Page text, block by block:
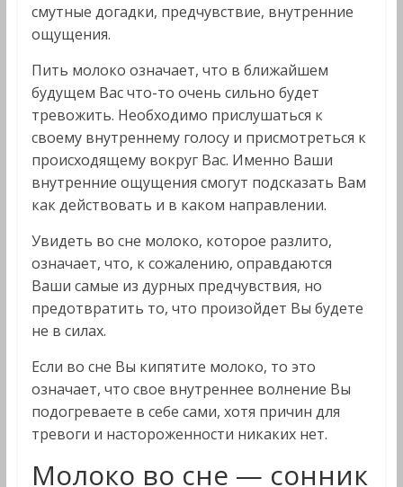
смутные догадки, предчувствие, внутренние
ощущения.
Пить молоко означает, что в ближайшем
будущем Вас что-то очень сильно будет
тревожить. Необходимо прислушаться к
своему внутреннему голосу и присмотреться к
происходящему вокруг Вас. Именно Ваши
внутренние ощущения смогут подсказать Вам
как действовать и в каком направлении.
Увидеть во сне молоко, которое разлито,
означает, что, к сожалению, оправдаются
Ваши самые из дурных предчувствия, но
предотвратить то, что произойдет Вы будете
не в силах.
Если во сне Вы кипятите молоко, то это
означает, что свое внутреннее волнение Вы
подогреваете в себе сами, хотя причин для
тревоги и настороженности никаких нет.
Молоко во сне — сонник